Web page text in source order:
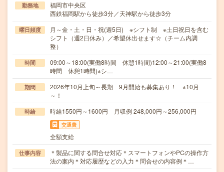
勤務地
福岡市中央区
西鉄福岡駅から徒歩3分／天神駅から徒歩3分
曜日頻度
月～金・土・日・祝(週5日) ※シフト制 ※土日祝日を含む
シフト（週2日休み）／希望休出せます☆（チーム内調
整）
時間
09:00～18:00(実働8時間 休憩1時間)12:00～21:00(実働8
時間 休憩1時間)※シ…
期間
2026年10月上旬～長期 9月開始も募集あり！ ※10月
～！
時給 時給1550円～1600円 月収例 248,000円～256,000円
交通費
全額支給
仕事内容
＊製品に関する問合せ対応＊スマートフォンやPCの操作方
法の案内＊対応履歴などの入力＊問合せの内容例＊…